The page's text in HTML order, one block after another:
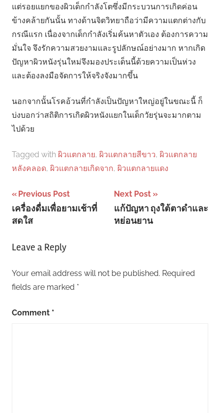
แต่รอยแยกของผิวเด็กกำลังโตซึ่งมีกระบวนการเกิดค่อน
ข้างคล้ายกันนั้น ทางด้านจิตวิทยาถือว่ามีความแตกต่างกับ
กรณีแรก เนื่องจากเด็กกำลังเริ่มค้นหาตัวเอง ต้องการความ
มั่นใจ จึงรักความสวยงามและรูปลักษณ์อย่างมาก หากเกิด
ปัญหาผิวหนังรุ่นใหม่จึงมองประเด็นนี้ด้วยความเป็นห่วง
และต้องลงมือจัดการให้จริงจังมากขึ้น
นอกจากนั้นโรคอ้วนที่กำลังเป็นปัญหาใหญ่อยู่ในขณะนี้ ก็
บ่งบอกว่าสถิติการเกิดผิวหนังแยกในเด็กวัยรุ่นจะมากตาม
ไปด้วย
Tagged with ผิวแตกลาย, ผิวแตกลายสีขาว, ผิวแตกลาย
หลังคลอด, ผิวแตกลายเกิดจาก, ผิวแตกลายแดง
Post
navigation
Previous Post
เครื่องดื่มเพื่อยามเช้าที่
สดใส
Next Post
แก้ปัญหา ถุงใต้ตาดำและ
หย่อนยาน
Leave a Reply
Your email address will not be published. Required
fields are marked *
Comment *